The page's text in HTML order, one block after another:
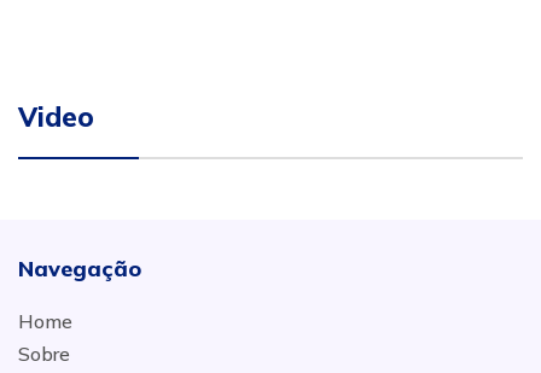
Video
Navegação
Home
Sobre